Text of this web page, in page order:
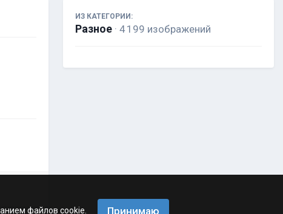
ИЗ КАТЕГОРИИ:
Разное · 4 199 изображений
файлов cookie. Принимаю